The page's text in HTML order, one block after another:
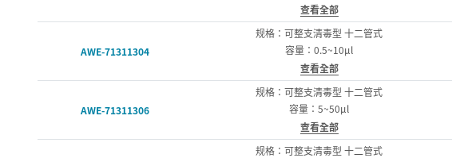
查看全部
AWE-71311304
规格：可整支清毒型 十二管式
容量：0.5~10µl
查看全部
AWE-71311306
规格：可整支清毒型 十二管式
容量：5~50µl
查看全部
规格：可整支清毒型 十二管式